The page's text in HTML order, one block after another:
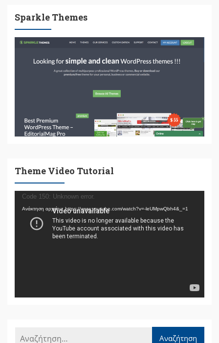
Sparkle Themes
Theme Video Tutorial
Πρόγραμμα
Αναπαραγωγής
Βίντεο
Code 150: Unknown error.
Ανάκτηση αρχείου: https://www.youtube.com/watch?v=-leUMpwQbh4&_=1